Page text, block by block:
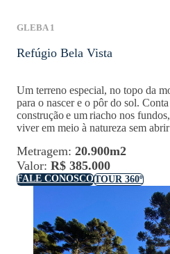
GLEBA 1
Refúgio Bela Vista
Um terreno especial, no topo da
para o nascer e o pôr do sol.
construçãoe umriacho nos fundos
viver em meio à natureza sem
Metragem: 20.900m2
Valor: R$ 385.000
FALE CONOSCOTOUR 360º